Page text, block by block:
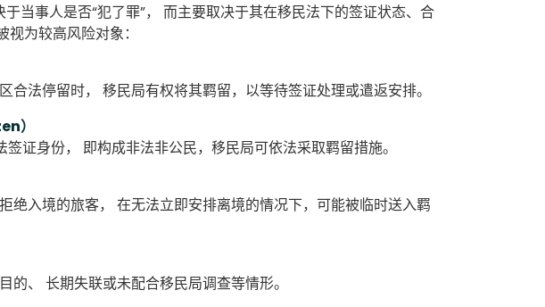
当事人是否“犯了罪”， 而主要取决于其在移民法下的签证状态、合
为较高风险对象：
法停留时， 移民局有权将其羁留，以等待签证处理或遣返安排。
）
证身份， 即构成非法非公民，移民局可依法采取羁留措施。
绝入境的旅客， 在无法立即安排离境的情况下，可能被临时送入羁
、 长期失联或未配合移民局调查等情形。